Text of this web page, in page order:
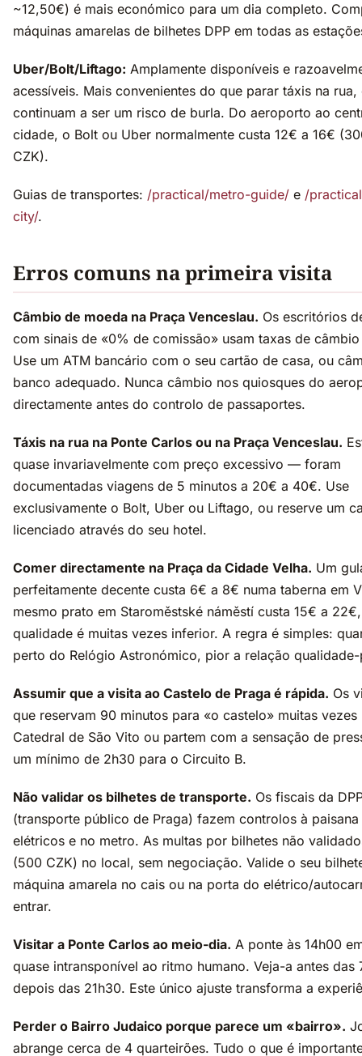
~12,50€) é mais económico para um dia completo.
máquinas amarelas de bilhetes DPP em todas as
Uber/Bolt/Liftago: Amplamente disponíveis e
acessíveis. Mais convenientes do que parar táxis na rua,
continuam a ser um risco de burla. Do aeroporto ao
cidade, o Bolt ou Uber normalmente custa 12€ a 16€
CZK).
Guias de transportes: /practical/metro-guide/ e /
city/.
Erros comuns na primeira visita
Câmbio de moeda na Praça Venceslau. Os escritórios
com sinais de «0% de comissão» usam taxas de
Use um ATM bancário com o seu cartão de casa, ou
banco adequado. Nunca câmbio nos quiosques do
directamente antes do controlo de passaportes.
Táxis na rua na Ponte Carlos ou na Praça Venceslau.
quase invariavelmente com preço excessivo — foram
documentadas viagens de 5 minutos a 20€ a 40€. Use
exclusivamente o Bolt, Uber ou Liftago, ou reserve um
licenciado através do seu hotel.
Comer directamente na Praça da Cidade Velha. Um
perfeitamente decente custa 6€ a 8€ numa taberna em
mesmo prato em Staroměstské náměstí custa 15€ a
qualidade é muitas vezes inferior. A regra é simples:
perto do Relógio Astronómico, pior a relação
Assumir que a visita ao Castelo de Praga é rápida. Os
que reservam 90 minutos para «o castelo» muitas vezes
Catedral de São Vito ou partem com a sensação de
um mínimo de 2h30 para o Circuito B.
Não validar os bilhetes de transporte. Os fiscais da
(transporte público de Praga) fazem controlos à paisana
elétricos e no metro. As multas por bilhetes não
(500 CZK) no local, sem negociação. Valide o seu
máquina amarela no cais ou na porta do elétrico/
entrar.
Visitar a Ponte Carlos ao meio-dia. A ponte às 14h00
quase intransponível ao ritmo humano. Veja-a antes das
depois das 21h30. Este único ajuste transforma a
Perder o Bairro Judaico porque parece um «bairro».
abrange cerca de 4 quarteirões. Tudo o que é